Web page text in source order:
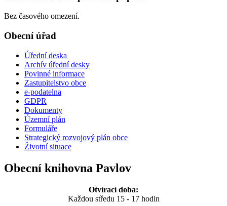
Bez časového omezení.
Obecní úřad
Úřední deska
Archív úřední desky
Povinné informace
Zastupitelstvo obce
e-podatelna
GDPR
Dokumenty
Územní plán
Formuláře
Strategický rozvojový plán obce
Životní situace
Obecní knihovna Pavlov
Otvírací doba:
Každou středu 15 - 17 hodin